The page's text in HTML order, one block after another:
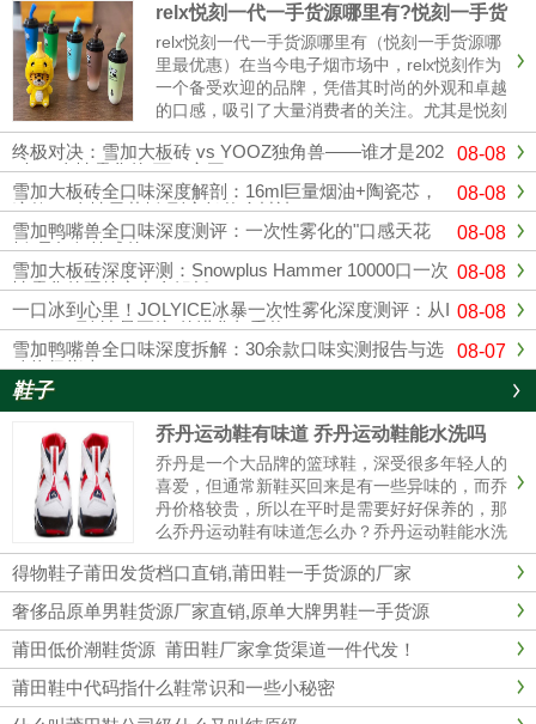
relx悦刻一代一手货源哪里有?悦刻一手货
源哪里最优惠
relx悦刻一代一手货源哪里有（悦刻一手货源哪
里最优惠）在当今电子烟市场中，relx悦刻作为
一个备受欢迎的品牌，凭借其时尚的外观和卓越
的口感，吸引了大量消费者的关注。尤其是悦刻
一代，其独特的设计和多样的口味使其成为许多
烟民的首选。随着市场竞争的加剧，寻找可靠的
悦刻一手货源变得越来......
08-08
终极对决：雪加大板砖 vs YOOZ独角兽——谁才是202
6年一次性雾化的“万口之王”？
08-08
雪加大板砖全口味深度解剖：16ml巨量烟油+陶瓷芯，
这款“一次性天花板”到底凭什么封神？
08-08
雪加鸭嘴兽全口味深度测评：一次性雾化的"口感天花
板"是如何炼成的？
08-08
雪加大板砖深度评测：Snowplus Hammer 10000口一次
性雾化的硬核实力全解析
08-08
一口冰到心里！JOLYICE冰暴一次性雾化深度测评：从I
CEMAX到"冰暴正统"的进化与重构
08-07
雪加鸭嘴兽全口味深度拆解：30余款口味实测报告与选
购终极指南
鞋子
乔丹运动鞋有味道 乔丹运动鞋能水洗吗
乔丹是一个大品牌的篮球鞋，深受很多年轻人的
喜爱，但通常新鞋买回来是有一些异味的，而乔
丹价格较贵，所以在平时是需要好好保养的，那
么乔丹运动鞋有味道怎么办？乔丹运动鞋能水洗
吗？乔丹运动鞋有味道1、最简单的办法在鞋里
放上橘子皮。2、用棉花沾些酒精塞入球鞋里，
这样经过一夜以后，棉花已经乾......
得物鞋子莆田发货档口直销,莆田鞋一手货源的厂家
奢侈品原单男鞋货源厂家直销,原单大牌男鞋一手货源
莆田低价潮鞋货源 莆田鞋厂家拿货渠道一件代发！
莆田鞋中代码指什么鞋常识和一些小秘密